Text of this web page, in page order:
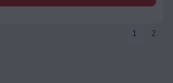
1 2